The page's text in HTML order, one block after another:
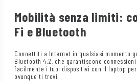
Mobilità senza limiti:
Fi e Bluetooth
Connettiti a Internet in qualsiasi momento
Bluetooth 4.2, che garantiscono
facilmente i tuoi dispositivi con il laptop
ovunque ti trovi.